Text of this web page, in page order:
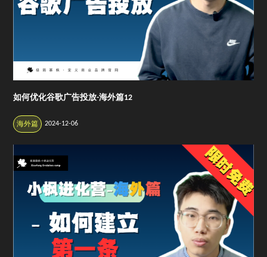
如何优化谷歌广告投放-海外篇12
海外篇 2024-12-06